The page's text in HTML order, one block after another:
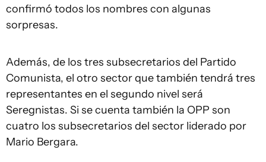
confirmó todos los nombres con algunas
sorpresas.
Además, de los tres subsecretarios del Partido
Comunista, el otro sector que también tendrá tres
representantes en el segundo nivel será
Seregnistas. Si se cuenta también la OPP son
cuatro los subsecretarios del sector liderado por
Mario Bergara.